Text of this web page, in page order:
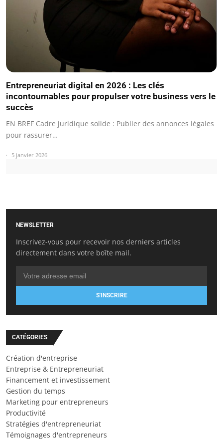
Entrepreneuriat digital en 2026 : Les clés
incontournables pour propulser votre business vers le
succès
EN BREF Cadre juridique solide : Publier des annonces légales
pour rassurer…
5 janvier 2026
NEWSLETTER
Inscrivez-vous pour recevoir nos derniers articles
directement dans votre boîte mail.
S'INSCRIRE
CATÉGORIES
Création d'entreprise
Entreprise & Entrepreneuriat
Financement et investissement
Gestion du temps
Marketing pour entrepreneurs
Productivité
Stratégies d'entrepreneuriat
Témoignages d'entrepreneurs